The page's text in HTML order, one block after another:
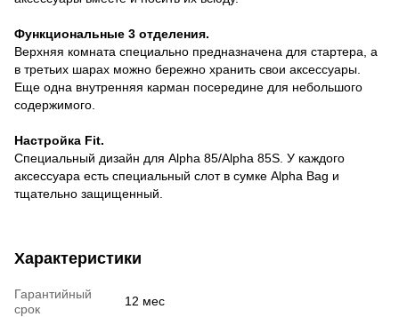
Функциональные 3 отделения.
Верхняя комната специально предназначена для стартера, а
в третьих шарах можно бережно хранить свои аксессуары.
Еще одна внутренняя карман посередине для небольшого
содержимого.
Настройка Fit.
Специальный дизайн для Alpha 85/Alpha 85S. У каждого
аксессуара есть специальный слот в сумке Alpha Bag и
тщательно защищенный.
Характеристики
Гарантийный
срок
12 мес